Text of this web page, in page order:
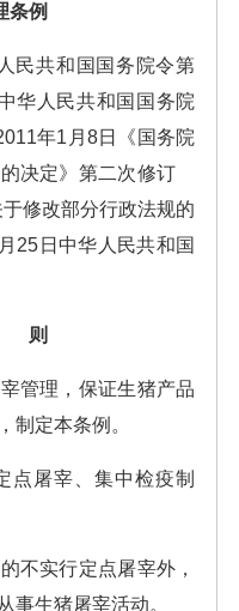
条例
民共和国国务院令第
华人民共和国国务院
年1月8日《国务院
决定》第二次修订
修改部分行政法规的
25日中华人民共和国
则
管理，保证生猪产品
制定本条例。
屠宰、集中检疫制
实行定点屠宰外，
事生猪屠宰活动。